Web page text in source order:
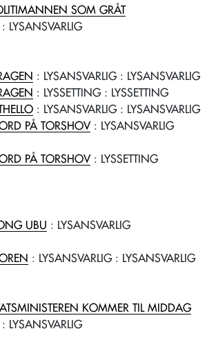
SOM GRÅT
LYSANSVARLIG
: LYSANSVARLIG: LYSANSVARLIG
: LYSSETTING: LYSSETTING
: LYSANSVARLIG: LYSANSVARLIG
PÅ TORSHOV : LYSANSVARLIG
PÅ TORSHOV : LYSSETTING
UBU : LYSANSVARLIG
: LYSANSVARLIG: LYSANSVARLIG
KOMMER TIL MIDDAG
LYSANSVARLIG